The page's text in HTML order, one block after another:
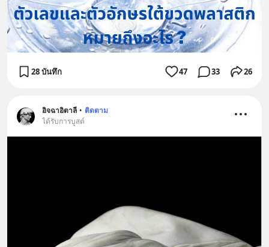
28 บันทึก 47 33 26
อิจฉาอิตาลี • ติดตาม
ได้รับการบูสต์